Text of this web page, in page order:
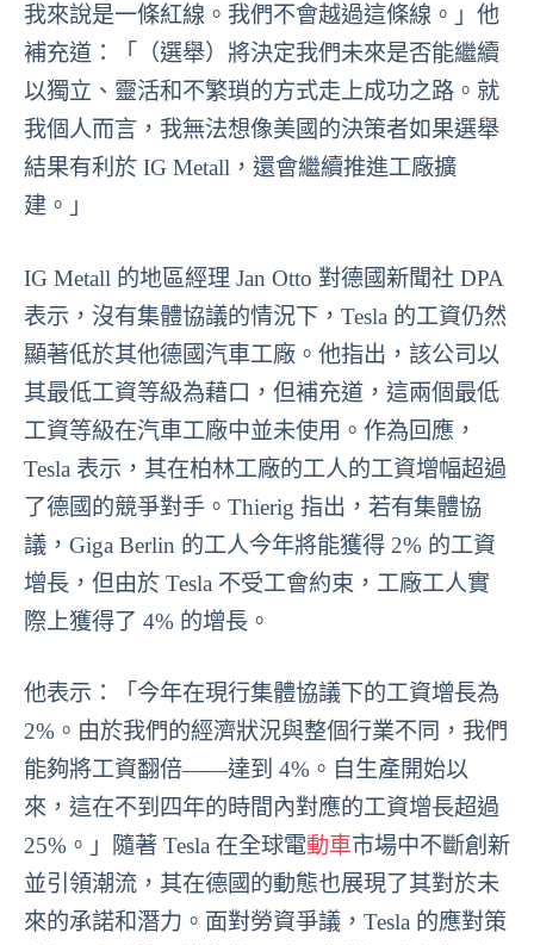
我來說是一條紅線。我們不會越過這條線。」他
補充道：「（選舉）將決定我們未來是否能繼續
以獨立、靈活和不繁瑣的方式走上成功之路。就
我個人而言，我無法想像美國的決策者如果選舉
結果有利於 IG Metall，還會繼續推進工廠擴
建。」
IG Metall 的地區經理 Jan Otto 對德國新聞社 DPA
表示，沒有集體協議的情況下，Tesla 的工資仍然
顯著低於其他德國汽車工廠。他指出，該公司以
其最低工資等級為藉口，但補充道，這兩個最低
工資等級在汽車工廠中並未使用。作為回應，
Tesla 表示，其在柏林工廠的工人的工資增幅超過
了德國的競爭對手。Thierig 指出，若有集體協
議，Giga Berlin 的工人今年將能獲得 2% 的工資
增長，但由於 Tesla 不受工會約束，工廠工人實
際上獲得了 4% 的增長。
他表示：「今年在現行集體協議下的工資增長為
2%。由於我們的經濟狀況與整個行業不同，我們
能夠將工資翻倍——達到 4%。自生產開始以
來，這在不到四年的時間內對應的工資增長超過
25%。」隨著 Tesla 在全球電動車市場中不斷創新
並引領潮流，其在德國的動態也展現了其對於未
來的承諾和潛力。面對勞資爭議，Tesla 的應對策